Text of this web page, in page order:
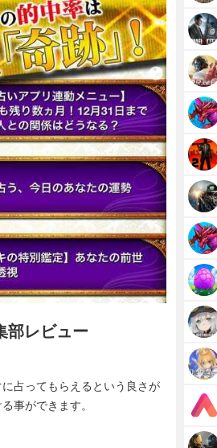
レビュー
占ってもらえるという良さが
事ができます。